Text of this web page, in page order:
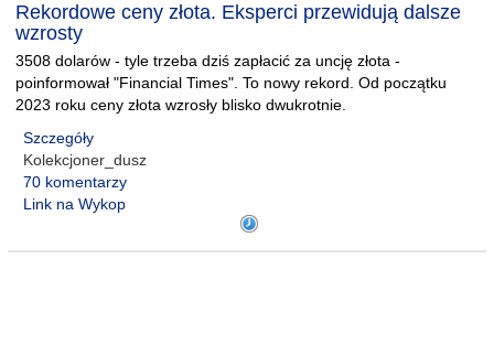
Rekordowe ceny złota. Eksperci przewidują dalsze
wzrosty
3508 dolarów - tyle trzeba dziś zapłacić za uncję złota -
poinformował "Financial Times". To nowy rekord. Od początku
2023 roku ceny złota wzrosły blisko dwukrotnie.
Szczegóły
Kolekcjoner_dusz
70 komentarzy
Link na Wykop